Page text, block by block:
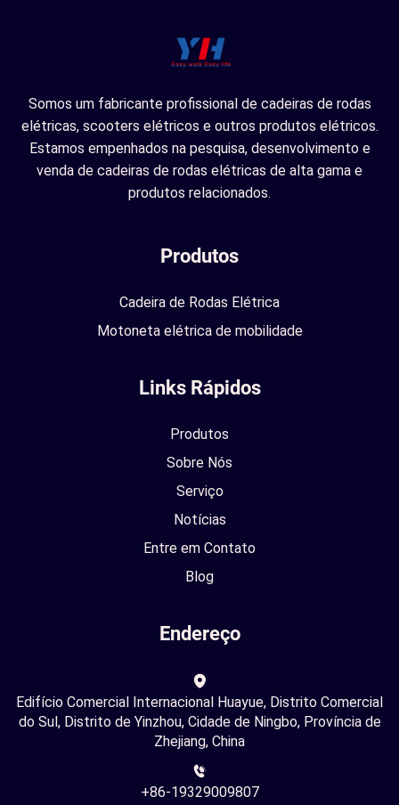
Somos um fabricante profissional de cadeiras de rodas
elétricas, scooters elétricos e outros produtos elétricos.
Estamos empenhados na pesquisa, desenvolvimento e
venda de cadeiras de rodas elétricas de alta gama e
produtos relacionados.
Produtos
Cadeira de Rodas Elétrica
Motoneta elétrica de mobilidade
Links Rápidos
Produtos
Sobre Nós
Serviço
Notícias
Entre em Contato
Blog
Endereço
Edifício Comercial Internacional Huayue, Distrito Comercial
do Sul, Distrito de Yinzhou, Cidade de Ningbo, Província de
Zhejiang, China
+86-19329009807